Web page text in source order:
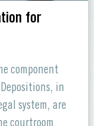
for
component
in
system, are
courtroom